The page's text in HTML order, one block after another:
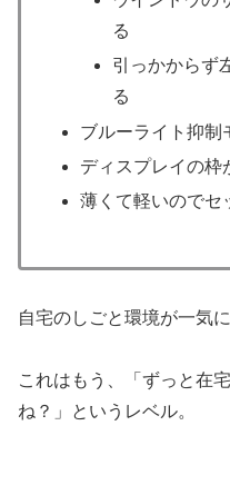
る
引っかからず
る
ブルーライト抑制
ディスプレイの枠
薄くて軽いのでセ
自宅のしごと環境が一気
これはもう、「ずっと在
ね？」というレベル。